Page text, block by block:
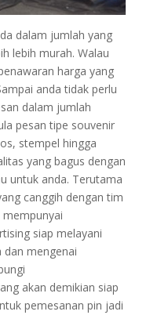
dalam jumlah yang
lebih murah. Walau
harga yang
anda tidak perlu
dalam jumlah
pesan tipe souvenir
stempel hingga
yang bagus dengan
untuk anda. Terutama
canggih dengan tim
siap melayani
dan mengenai
akan demikian siap
pemesanan pin jadi